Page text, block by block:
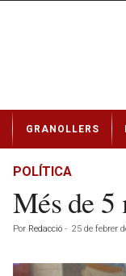
t
GRANOLLERS
POLÍTICA
Més de 5
Por Redacció - 25 de febrer